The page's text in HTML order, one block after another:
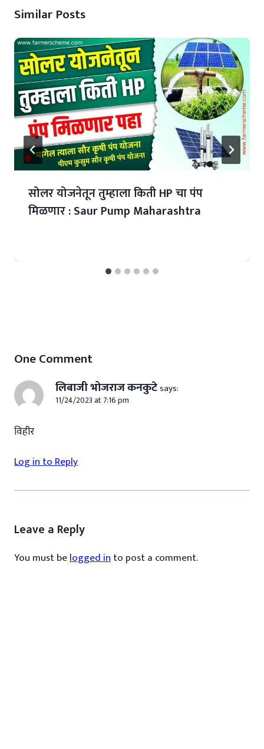
Similar Posts
सोलर योजनेतून तुम्हाला किती HP चा पंप
मिळणार : Saur Pump Maharashtra
One Comment
लिबाजी भोजराज कनकुटेsays:
11/24/2023 at 7:16 pm
विहीर
Log in to Reply
Leave a Reply
You must belogged into post a comment.